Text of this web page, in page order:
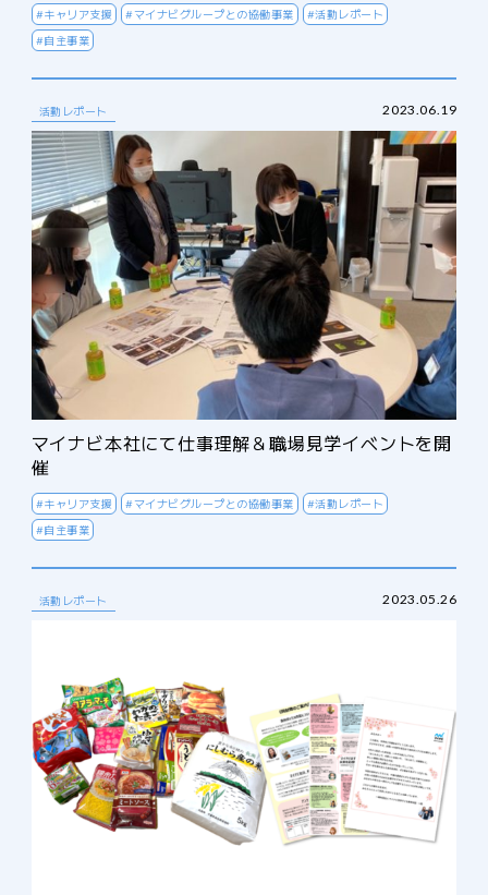
#キャリア支援 #マイナビグループとの協働事業
#活動レポート
#自主事業
活動レポート 2023.06.19
マイナビ本社にて仕事理解＆職場見学イベントを開
催
#キャリア支援 #マイナビグループとの協働事業
#活動レポート
#自主事業
活動レポート 2023.05.26